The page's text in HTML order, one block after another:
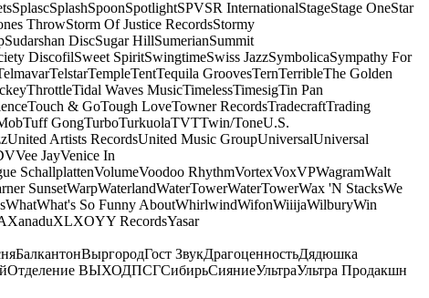
SplascSplashSpoonSpotlightSPVSR InternationalStageStage OneStar
ThrowStorm Of Justice RecordsStormy
Sudarshan DiscSugar HillSumerianSummit
DiscofilSweet SpiritSwingtimeSwiss JazzSymbolicaSympathy For
TelstarTempleTentTequila GroovesTernTerribleThe Golden
ThrottleTidal Waves MusicTimelessTimesigTin Pan
Touch & GoTough LoveTowner RecordsTradecraftTrading
Tuff GongTurboTurkuolaTVTTwin/ToneU.S.
United Artists RecordsUnited Music GroupUniversalUniversal
Vee JayVenice In
SchallplattenVolumeVoodoo RhythmVortexVoxVPWagramWalt
SunsetWarpWaterlandWaterTowerWaterTowerWax 'N StacksWe
WhatWhat's So Funny AboutWhirlwindWifonWiiijaWilburyWin
XanaduXLXOYY RecordsYasar
БалкантонВыргородГост ЗвукДрагоценностьДядюшка
Отделение ВЫХОДПСГСибирьСияниеУльтраУльтра Продакшн